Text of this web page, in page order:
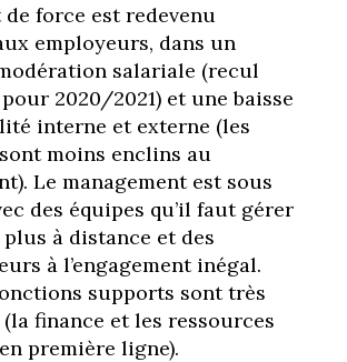
force est redevenu
employeurs, dans un
salariale (recul
2020/2021) et une baisse
interne et externe (les
moins enclins au
Le management est sous
des équipes qu’il faut gérer
à distance et des
à l’engagement inégal.
supports sont très
finance et les ressources
première ligne).